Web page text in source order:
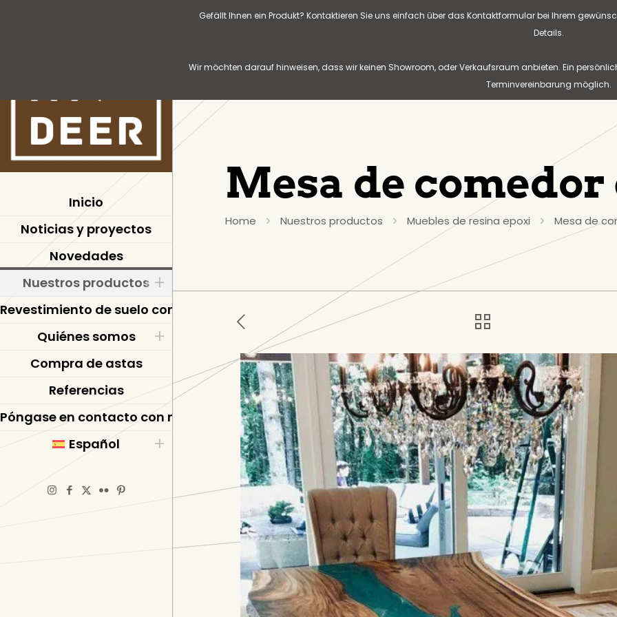
Gefällt Ihnen ein Produkt? Kontaktieren Sie uns einfach über das Kontaktformular bei Ihrem
Details.
Wir möchten darauf hinweisen, dass wir keinen Showroom, oder Verkaufsraum anbieten. Ein
Terminvereinbarung möglich.
Inicio
Noticias y proyectos
Novedades
Nuestros productos
Revestimiento de suelo con resina epoxi
Quiénes somos
Compra de astas
Referencias
Póngase en contacto con nosotros
Español
Mesa de
Home Nuestros productos Muebles de resina epoxi Mesa de